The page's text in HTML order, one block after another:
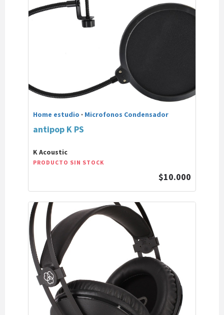
Home estudio · Microfonos Condensador
antipop K PS
K Acoustic
PRODUCTO SIN STOCK
$10.000